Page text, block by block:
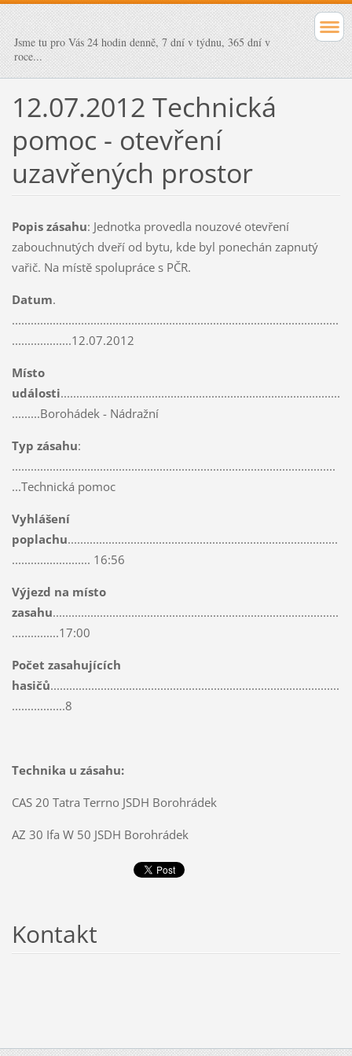
Jsme tu pro Vás 24 hodin denně, 7 dní v týdnu, 365 dní v
roce...
12.07.2012 Technická
pomoc - otevření
uzavřených prostor
Popis zásahu: Jednotka provedla nouzové otevření
zabouchnutých dveří od bytu, kde byl ponechán zapnutý
vařič. Na místě spolupráce s PČR.
Datum.
........................................................................................................
...................12.07.2012
Místo
události.........................................................................................
.........Borohádek - Nádražní
Typ zásahu:
.......................................................................................................
...Technická pomoc
Vyhlášení
poplachu......................................................................................
......................... 16:56
Výjezd na místo
zasahu...........................................................................................
...............17:00
Počet zasahujících
hasičů............................................................................................
.................8
Technika u zásahu:
CAS 20 Tatra Terrno JSDH Borohrádek
AZ 30 Ifa W 50 JSDH Borohrádek
Kontakt